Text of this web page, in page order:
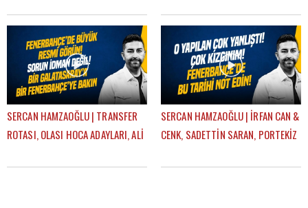
GÜNDEM FENERBAHÇE
SERCAN HAMZAOĞLU | TRANSFER
ROTASI, OLASI HOCA ADAYLARI, ALİ
FENERBAHÇE
SERCAN HAMZAOĞLU | İRFAN CAN &
CENK, SADETTİN SARAN, PORTEKİZ
FENERBAHÇE